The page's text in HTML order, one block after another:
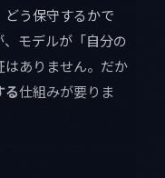
どう保守するかで
モデルが「自分の
はありません。だか
る仕組みが要りま